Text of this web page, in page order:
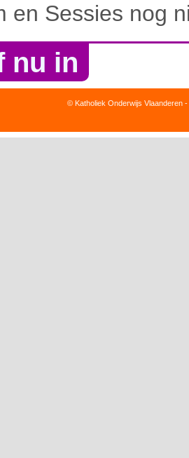
en Sessies nog
nu in
© Katholiek Onderwijs Vlaanderen